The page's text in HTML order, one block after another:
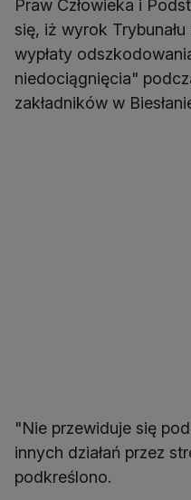
Praw Człowieka i
się, iż wyrok
wypłaty
niedociągnięcia"
zakładników w
"Nie przewiduje się
innych działań przez
podkreślono.